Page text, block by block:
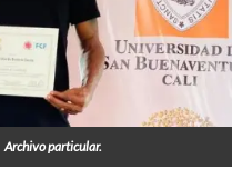
Archivo particular.